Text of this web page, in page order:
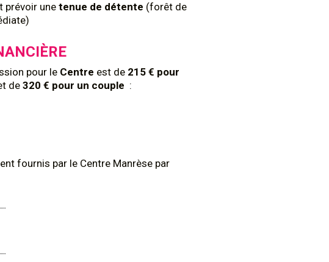
prévoir une tenue de détente (forêt de
pour le Centre est de 215 € pour
de 320 € pour un couple :
fournis par le Centre Manrèse par